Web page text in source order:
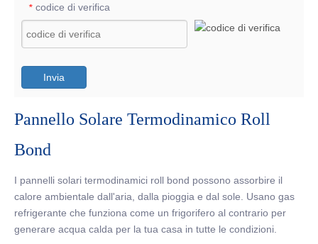
* codice di verifica
Invia
Pannello Solare Termodinamico Roll
Bond
I pannelli solari termodinamici roll bond possono assorbire il
calore ambientale dall'aria, dalla pioggia e dal sole. Usano gas
refrigerante che funziona come un frigorifero al contrario per
generare acqua calda per la tua casa in tutte le condizioni.